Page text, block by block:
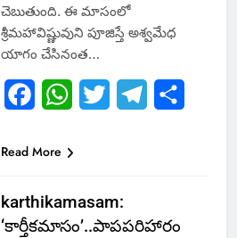
చెబుతుంది. ఈ మాసంలో
శ్రీమహావిష్ణువుని పూజిస్తే అశ్వమేధ
యాగం చేసినంత…
FacebookWhatsApp
Twitter Telegram
Read More
karthikamasam:
‘కార్తీకమాసం’..పాపపరిహారం